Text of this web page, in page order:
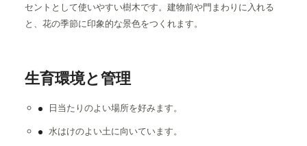
セントとして使いやすい樹木です。建物前や門まわりに入れる
と、花の季節に印象的な景色をつくれます。
生育環境と管理
日当たりのよい場所を好みます。
水はけのよい土に向いています。